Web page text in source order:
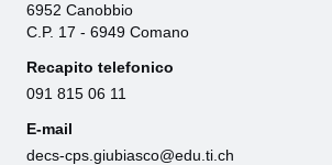
6952 Canobbio
C.P. 17 - 6949 Comano
Recapito telefonico
091 815 06 11
E-mail
decs-cps.giubiasco@edu.ti.ch